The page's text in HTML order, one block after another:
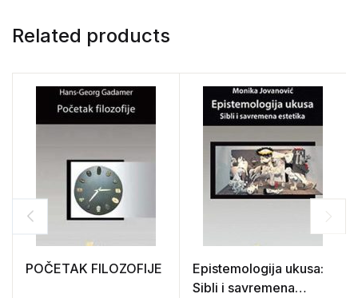
Related products
POČETAK FILOZOFIJE
Epistemologija ukusa:
Sibli i savremena